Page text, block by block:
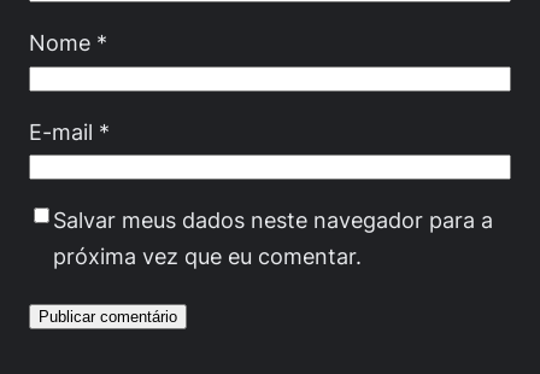
Nome *
E-mail *
Salvar meus dados neste navegador para a
próxima vez que eu comentar.